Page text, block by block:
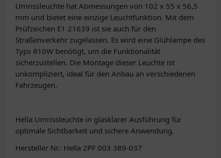
Umrissleuchte hat Abmessungen von 102 x 55 x 56,5
mm und bietet eine einzige Leuchtfunktion. Mit dem
Prüfzeichen E1 21639 ist sie auch für den
Straßenverkehr zugelassen. Es wird eine Glühlampe des
Typs R10W benötigt, um die Funktionalität
sicherzustellen. Die Montage dieser Leuchte ist
unkompliziert, ideal für den Anbau an verschiedenen
Fahrzeugen.
Hella Umrissleuchte in glasklarer Ausführung für
optimale Sichtbarkeit und sichere Anwendung.
Hersteller Nr.: Hella 2PF 003 389-037